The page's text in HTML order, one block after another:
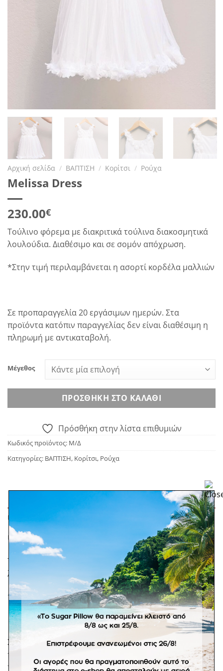
Αρχική σελίδα / ΒΑΠΤΙΣΗ / Κορίτσι / Ρούχα
Melissa Dress
230.00€
Τούλινο φόρεμα με διακριτικά τούλινα διακοσμητικά
λουλούδια. Διαθέσιμο και σε σομόν απόχρωση.
*Στην τιμή περιλαμβάνεται η ασορτί κορδέλα μαλλιών
Σε προπαραγγελία 20 εργάσιμων ημερών. Στα
προϊόντα κατόπιν παραγγελίας δεν είναι διαθέσιμη η
πληρωμή με αντικαταβολή.
Μέγεθος
ΠΡΟΣΘΉΚΗ ΣΤΟ ΚΑΛΆΘΙ
Πρόσθήκη στην λίστα επιθυμιών
Κωδικός προϊόντος: Μ/Δ
Κατηγορίες: ΒΑΠΤΙΣΗ, Κορίτσι, Ρούχα
ΠΕΡΙΓΡΑΦΉ
ΕΠΙΠΛΈΟΝ ΠΛΗΡΟΦΟΡΊΕΣ
Τούλινο φόρεμα με διακριτικά τούλινα διακοσμητικά
λουλούδια. Διαθέσιμο και σε σομόν απόχρωση.
*Στην τιμή περιλαμβάνεται η ασορτί κορδέλα μαλλιών
Σε προπαραγγελία 20 εργάσιμων ημερών. Στα
προϊόντα κατόπιν παραγγελίας δεν είναι διαθέσιμη η
πληρωμή με αντικαταβολή.